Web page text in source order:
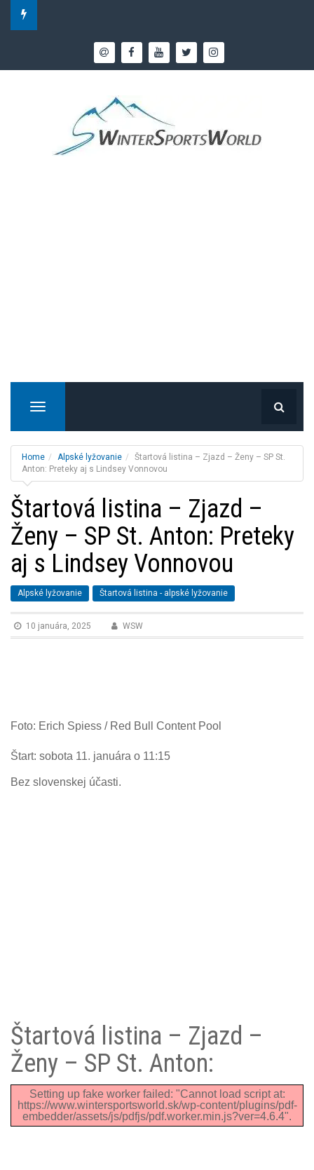
T
g
l
e
n
a
v
i
g
t
i
o
n
Home Alpské lyžovanie
Štartová listina – Zjazd – Ženy – SP St.
Anton: Preteky aj s Lindsey Vonnovou
Štartová listina – Zjazd –
Ženy – SP St. Anton: Preteky
aj s Lindsey Vonnovou
Alpské lyžovanie Štartová listina - alpské lyžovanie
10 januára, 2025 WSW
Foto: Erich Spiess / Red Bull Content Pool
Štart: sobota 11. januára o 11:15
Bez slovenskej účasti.
Štartová listina – Zjazd –
Ženy – SP St. Anton:
Setting up fake worker failed: "Cannot load script at:
https://www.wintersportsworld.sk/wp-content/plugins/pdf-
embedder/assets/js/pdfjs/pdf.worker.min.js?ver=4.6.4".